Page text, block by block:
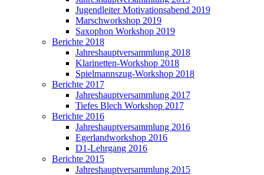
Jugendleiter Motivationsabend 2019
Marschworkshop 2019
Saxophon Workshop 2019
Berichte 2018
Jahreshauptversammlung 2018
Klarinetten-Workshop 2018
Spielmannszug-Workshop 2018
Berichte 2017
Jahreshauptversammlung 2017
Tiefes Blech Workshop 2017
Berichte 2016
Jahreshauptversammlung 2016
Egerlandworkshop 2016
D1-Lehrgang 2016
Berichte 2015
Jahreshauptversammlung 2015